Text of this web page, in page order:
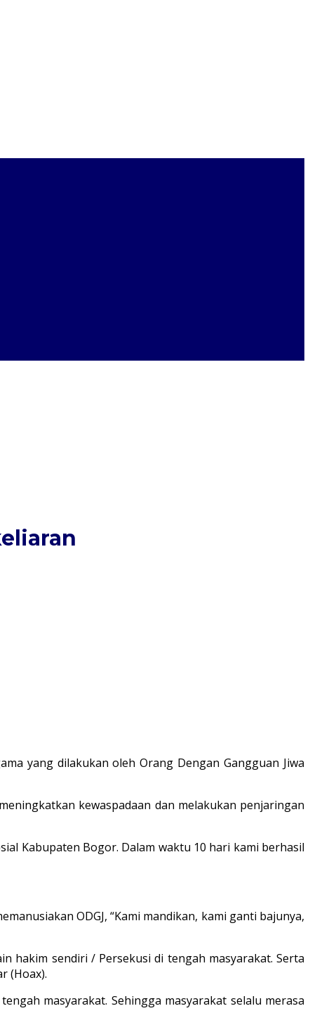
yang dilakukan oleh Orang Dengan Gangguan Jiwa
kewaspadaan dan melakukan penjaringan
Kabupaten Bogor. Dalam waktu 10 hari kami berhasil
ODGJ, “Kami mandikan, kami ganti bajunya,
hakim sendiri / Persekusi di tengah masyarakat. Serta
(Hoax).
masyarakat. Sehingga masyarakat selalu merasa